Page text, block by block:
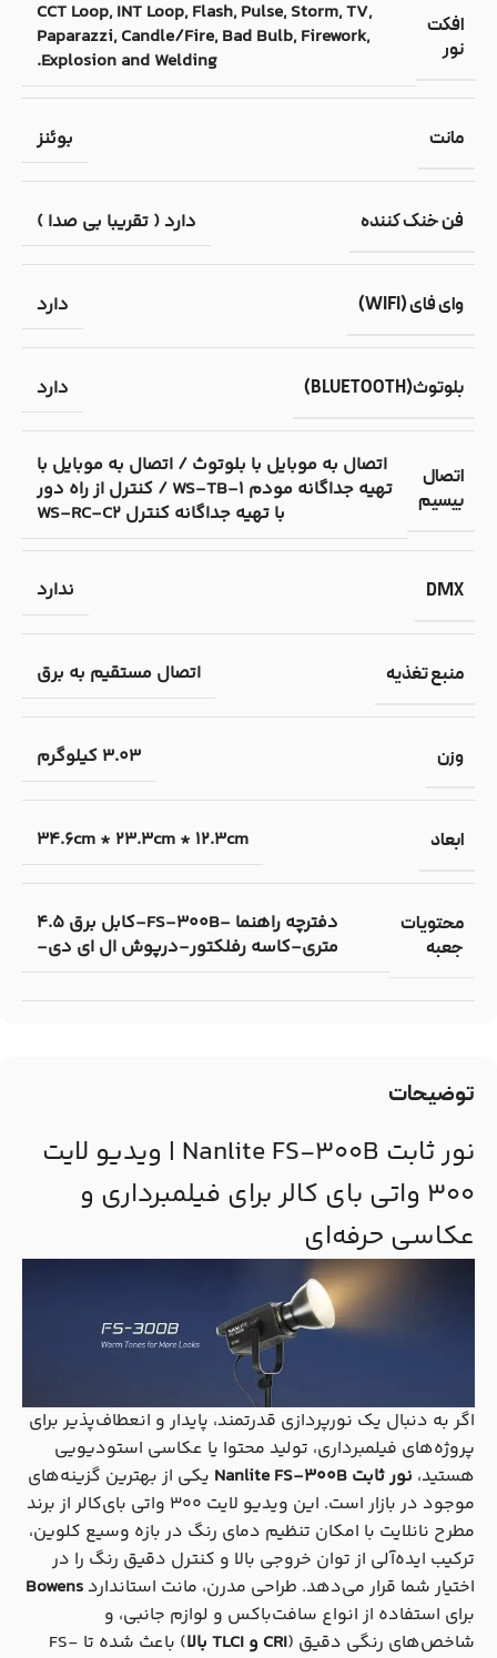
توضیحات
نور ثابت Nanlite FS-300B | ویدیو لایت
۳۰۰ واتی بای کالر برای فیلمبرداری و
عکاسی حرفه‌ای
اگر به دنبال یک نورپردازی قدرتمند، پایدار و انعطاف‌پذیر برای
پروژه‌های فیلمبرداری، تولید محتوا یا عکاسی استودیویی
هستید، نور ثابت Nanlite FS-300B
یکی از بهترین گزینه‌های
موجود در بازار است. این ویدیو لایت ۳۰۰ واتی بای‌کالر از برند
مطرح نانلایت با امکان تنظیم دمای رنگ در بازه وسیع کلوین،
ترکیب ایده‌آلی از توان خروجی بالا و کنترل دقیق رنگ را در
اختیار شما قرار می‌دهد. طراحی مدرن، مانت استاندارد Bowens
برای استفاده از انواع سافت‌باکس و لوازم جانبی، و
شاخص‌های رنگی دقیق (CRI و TLCI بالا
) باعث شده تا FS-
افکت
نور
CCT Loop, INT Loop, Flash, Pulse, Storm, TV,
Paparazzi, Candle/Fire, Bad Bulb, Firework,
Explosion and Welding.
مانت بوئنز
فن خنک کننده دارد ( تقریبا بی صدا )
وای فای (WIFI) دارد
بلوتوث(BLUETOOTH) دارد
اتصال
بیسیم
اتصال به موبایل با بلوتوث / اتصال به موبایل با
تهیه جداگانه مودم WS-TB-1 / کنترل از راه دور
با تهیه جداگانه کنترل WS-RC-C2
DMX ندارد
منبع تغذیه اتصال مستقیم به برق
وزن 3.03 کیلوگرم
ابعاد 34.6cm * 23.3cm * 12.3cm
محتویات
جعبه
دفترچه راهنما -FS-300B-کابل برق 4.5
متری-کاسه رفلکتور-درپوش ال ای دی-